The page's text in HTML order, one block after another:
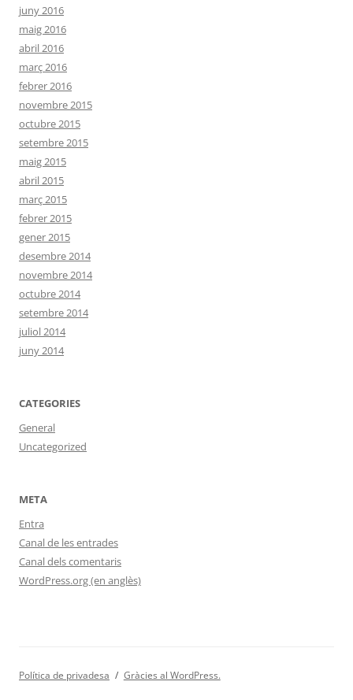
juny 2016
maig 2016
abril 2016
març 2016
febrer 2016
novembre 2015
octubre 2015
setembre 2015
maig 2015
abril 2015
març 2015
febrer 2015
gener 2015
desembre 2014
novembre 2014
octubre 2014
setembre 2014
juliol 2014
juny 2014
CATEGORIES
General
Uncategorized
META
Entra
Canal de les entrades
Canal dels comentaris
WordPress.org (en anglès)
Política de privadesa Gràcies al WordPress.